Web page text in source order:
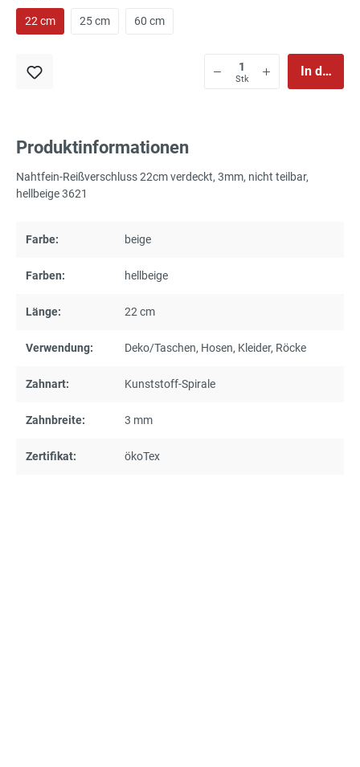
22 cm 25 cm 60 cm
Stk
In den
Produktinformationen
Nahtfein-Reißverschluss 22cm verdeckt, 3mm, nicht teilbar,
hellbeige 3621
Farbe: beige
Farben: hellbeige
Länge: 22 cm
Verwendung: Deko/Taschen, Hosen, Kleider, Röcke
Zahnart: Kunststoff-Spirale
Zahnbreite: 3 mm
Zertifikat: ökoTex